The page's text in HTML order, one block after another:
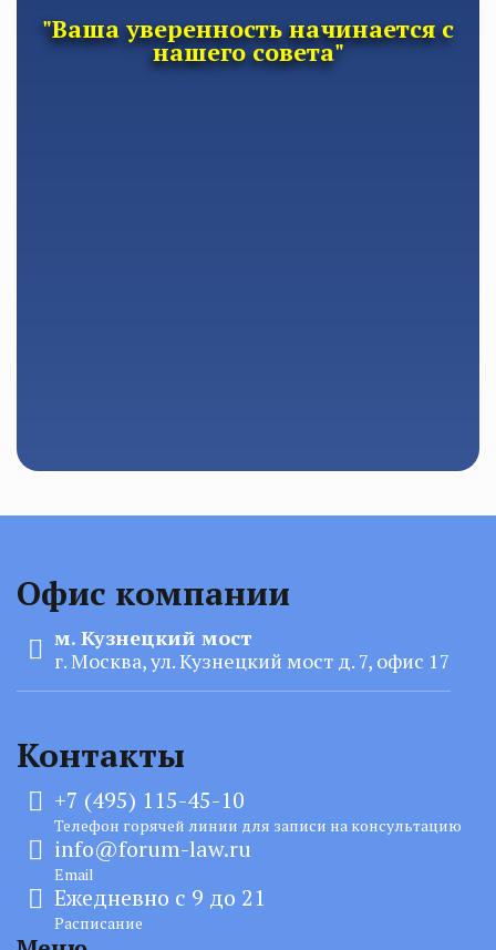
"Ваша уверенность начинается с
нашего совета"
Офис компании
м. Кузнецкий мост
г. Москва, ул. Кузнецкий мост д. 7, офис 17
Контакты
+7 (495) 115-45-10
Телефон горячей линии для записи на консультацию
info@forum-law.ru
Email
Ежедневно с 9 до 21
Расписание